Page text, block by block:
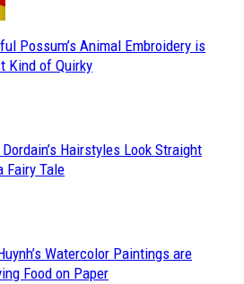
Possum’s Animal Embroidery is
Kind of Quirky
Hairstyles Look Straight
Fairy Tale
Watercolor Paintings are
Food on Paper